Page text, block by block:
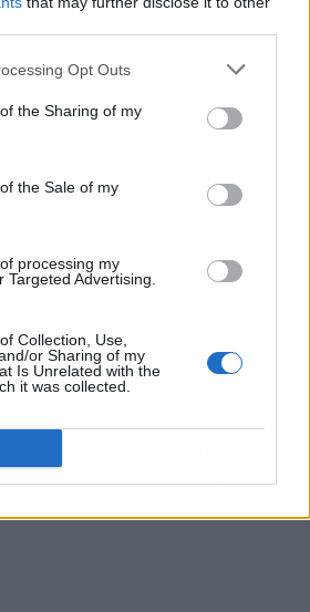
Opt Outs
the Sharing of my
the Sale of my
processing my
Targeted Advertising.
Collection, Use,
or Sharing of my
Is Unrelated with the
it was collected.